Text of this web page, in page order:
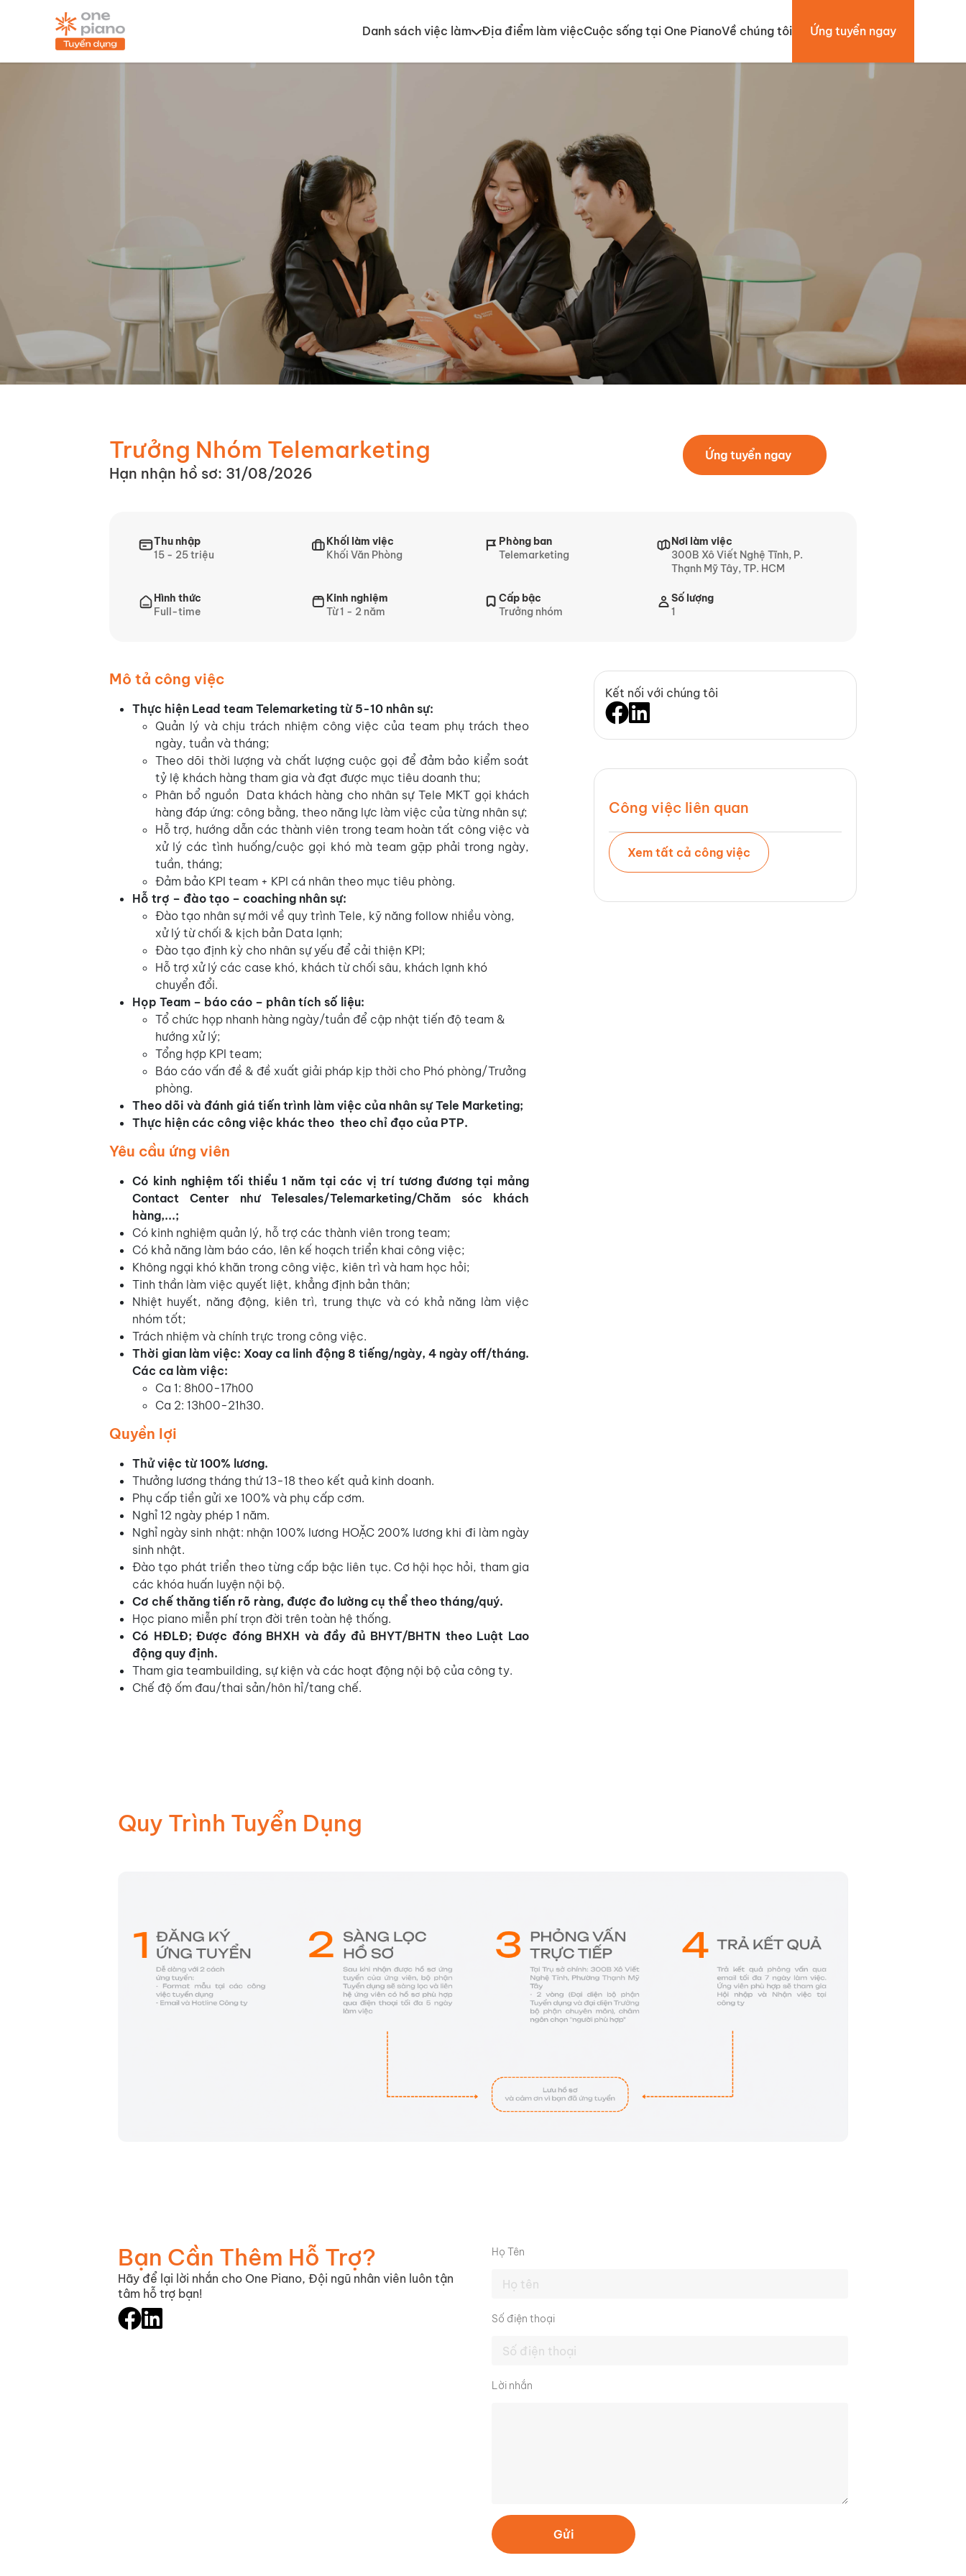
Danh sách việc làm Địa điểm làm việcCuộc sống tại One PianoVề chúng tôi Ứng tuyển ngay
Trưởng Nhóm Telemarketing
Hạn nhận hồ sơ: 31/08/2026
Ứng tuyển ngay
Thu nhập
15 - 25 triệu
Khối làm việc
Khối Văn Phòng
Phòng ban
Telemarketing
Nơi làm việc
300B Xô Viết Nghệ Tĩnh, P.
Thạnh Mỹ Tây, TP. HCM
Hình thức
Full-time
Kinh nghiệm
Từ 1 - 2 năm
Cấp bậc
Trưởng nhóm
Số lượng
1
Mô tả công việc
Thực hiện Lead team Telemarketing từ 5-10 nhân sự:
Quản lý và chịu trách nhiệm công việc của team phụ trách theo
ngày, tuần và tháng;
Theo dõi thời lượng và chất lượng cuộc gọi để đảm bảo kiểm soát
tỷ lệ khách hàng tham gia và đạt được mục tiêu doanh thu;
Phân bổ nguồn Data khách hàng cho nhân sự Tele MKT gọi khách
hàng đáp ứng: công bằng, theo năng lực làm việc của từng nhân sự;
Hỗ trợ, hướng dẫn các thành viên trong team hoàn tất công việc và
xử lý các tình huống/cuộc gọi khó mà team gặp phải trong ngày,
tuần, tháng;
Đảm bảo KPI team + KPI cá nhân theo mục tiêu phòng.
Hỗ trợ – đào tạo – coaching nhân sự:
Đào tạo nhân sự mới về quy trình Tele, kỹ năng follow nhiều vòng,
xử lý từ chối & kịch bản Data lạnh;
Đào tạo định kỳ cho nhân sự yếu để cải thiện KPI;
Hỗ trợ xử lý các case khó, khách từ chối sâu, khách lạnh khó
chuyển đổi.
Họp Team – báo cáo – phân tích số liệu:
Tổ chức họp nhanh hàng ngày/tuần để cập nhật tiến độ team &
hướng xử lý;
Tổng hợp KPI team;
Báo cáo vấn đề & đề xuất giải pháp kịp thời cho Phó phòng/Trưởng
phòng.
Theo dõi và đánh giá tiến trình làm việc của nhân sự Tele Marketing;
Thực hiện các công việc khác theo theo chỉ đạo của PTP.
Yêu cầu ứng viên
Có kinh nghiệm tối thiểu 1 năm tại các vị trí tương đương tại mảng
Contact Center như Telesales/Telemarketing/Chăm sóc khách
hàng,...;
Có kinh nghiệm quản lý, hỗ trợ các thành viên trong team;
Có khả năng làm báo cáo, lên kế hoạch triển khai công việc;
Không ngại khó khăn trong công việc, kiên trì và ham học hỏi;
Tinh thần làm việc quyết liệt, khẳng định bản thân;
Nhiệt huyết, năng động, kiên trì, trung thực và có khả năng làm việc
nhóm tốt;
Trách nhiệm và chính trực trong công việc.
Thời gian làm việc: Xoay ca linh động 8 tiếng/ngày, 4 ngày off/tháng.
Các ca làm việc:
Ca 1: 8h00-17h00
Ca 2: 13h00-21h30.
Quyền lợi
Thử việc từ 100% lương.
Thưởng lương tháng thứ 13-18 theo kết quả kinh doanh.
Phụ cấp tiền gửi xe 100% và phụ cấp cơm.
Nghỉ 12 ngày phép 1 năm.
Nghỉ ngày sinh nhật: nhận 100% lương HOẶC 200% lương khi đi làm ngày
sinh nhật.
Đào tạo phát triển theo từng cấp bậc liên tục. Cơ hội học hỏi, tham gia
các khóa huấn luyện nội bộ.
Cơ chế thăng tiến rõ ràng, được đo lường cụ thể theo tháng/quý.
Học piano miễn phí trọn đời trên toàn hệ thống.
Có HĐLĐ;Được đóng BHXH và đầy đủ BHYT/BHTN theo Luật Lao
động quy định.
Tham gia teambuilding, sự kiện và các hoạt động nội bộ của công ty.
Chế độ ốm đau/thai sản/hôn hỉ/tang chế.
Kết nối với chúng tôi
Công việc liên quan
Xem tất cả công việc
Quy Trình Tuyển Dụng
Bạn Cần Thêm Hỗ Trợ?
Hãy để lại lời nhắn cho One Piano, Đội ngũ nhân viên luôn tận
tâm hỗ trợ bạn!
Họ Tên
Số điện thoại
Lời nhắn
Gửi